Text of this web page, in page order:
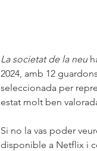
La societat de la neu
2024, amb 12
seleccionada per
estat molt ben
Si no la vas poder
disponible a Netflix i